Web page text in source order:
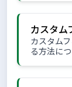
カスタム
カスタム
る方法に